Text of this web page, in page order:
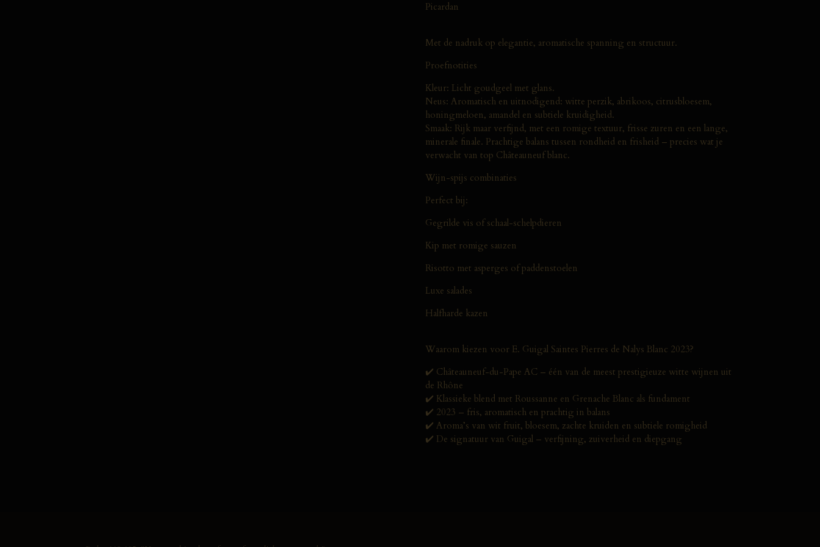
Picardan
Met de nadruk op elegantie, aromatische spanning en structuur.
Proefnotities
Kleur: Licht goudgeel met glans.
Neus: Aromatisch en uitnodigend: witte perzik, abrikoos, citrusbloesem,
honingmeloen, amandel en subtiele kruidigheid.
Smaak: Rijk maar verfijnd, met een romige textuur, frisse zuren en een lange,
minerale finale. Prachtige balans tussen rondheid en frisheid – precies wat je
verwacht van top Châteauneuf blanc.
Wijn-spijs combinaties
Perfect bij:
Gegrilde vis of schaal-schelpdieren
Kip met romige sauzen
Risotto met asperges of paddenstoelen
Luxe salades
Halfharde kazen
Waarom kiezen voor E. Guigal Saintes Pierres de Nalys Blanc 2023?
✔️ Châteauneuf-du-Pape AC – één van de meest prestigieuze witte wijnen uit
de Rhône
✔️ Klassieke blend met Roussanne en Grenache Blanc als fundament
✔️ 2023 – fris, aromatisch en prachtig in balans
✔️ Aroma’s van wit fruit, bloesem, zachte kruiden en subtiele romigheid
✔️ De signatuur van Guigal – verfijning, zuiverheid en diepgang